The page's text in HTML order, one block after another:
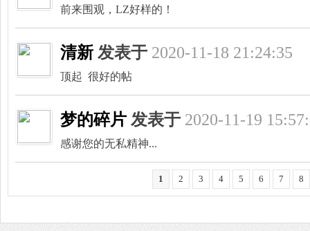
龙
前来围观，LZ好样的！
清新 发表于 2020-11-18 21:24:35
顶起 很好的帖
梦的碎片 发表于 2020-11-19
感谢您的无私精神...
1 2 3 4 5 6 7 8